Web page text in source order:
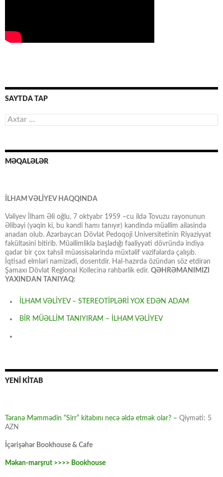
SAYTDA TAP
Axtarış:
MƏQALƏLƏR
İLHAM VƏLİYEV HAQQINDA
Vəliyev İlham Əli oğlu, 7 oktyabr 1959 –cu ildə Tovuzu rayonunun
Əlibəyi (yəqin ki, bu kəndi hamı tanıyır) kəndində müəllim ailəsində
anadan olub. Azərbaycan Dövlət Pedoqoji Universitetinin Riyaziyyat
fakültəsini bitirib. Müəllimliklə başladığı fəaliyyəti dövründə indiyə
qədər bir çox təhsil müəssisələrində müxtəlif vəzifələrdə çalışıb.
İqtisad elmləri namizədi, dosentdir. Hal-hazırda özündən söz etdirən
Şamaxı Dövlət Regional Kollecinə rəhbərlik edir. QƏHRƏMANIMIZI
YAXINDAN TANIYAQ:
İLHAM VƏLİYEV – STEREOTİPLƏRİ YOX EDƏN ADAM
BİR MÜƏLLİM TANIYIRAM – İLHAM VƏLİYEV
YENİ KİTAB
Təranə Məmmədin “Sirr” kitabını necə əldə etmək olar? – Qiyməti: 5
AZN
İçərişəhər Bookhouse & Cafe
Məkan-marşrut >>>> Bookhouse